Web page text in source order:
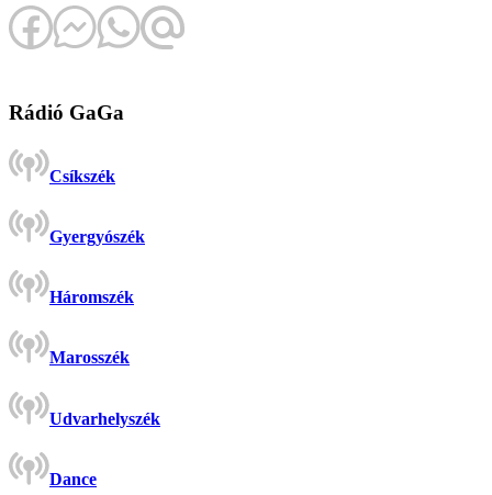
Rádió GaGa
Csíkszék
Gyergyószék
Háromszék
Marosszék
Udvarhelyszék
Dance